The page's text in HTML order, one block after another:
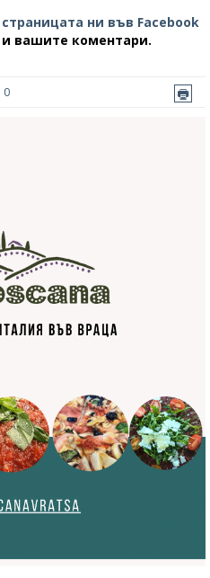
ни във Facebook
вашите коментари.
0